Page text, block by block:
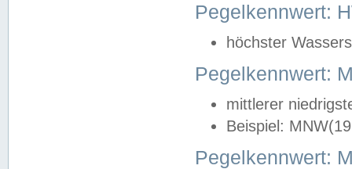
Pegelkennwert:
höchster
Pegelkennwert:
mittlerer
Beispiel:
Pegelkennwert: